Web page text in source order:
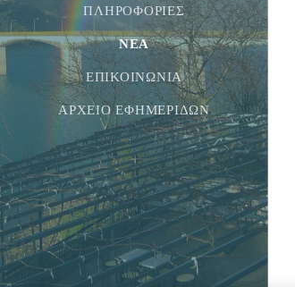
ΠΛΗΡΟΦΟΡΊΕΣ
ΝΕΑ
ΕΠΙΚΟΙΝΩΝΊΑ
ΑΡΧΕΊΟ ΕΦΗΜΕΡΊΔΩΝ